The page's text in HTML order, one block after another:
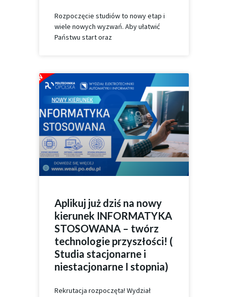
Rozpoczęcie studiów to nowy etap i
wiele nowych wyzwań. Aby ułatwić
Państwu start oraz
Aplikuj już dziś na nowy
kierunek INFORMATYKA
STOSOWANA – twórz
technologie przyszłości! (
Studia stacjonarne i
niestacjonarne I stopnia)
Rekrutacja rozpoczęta! Wydział